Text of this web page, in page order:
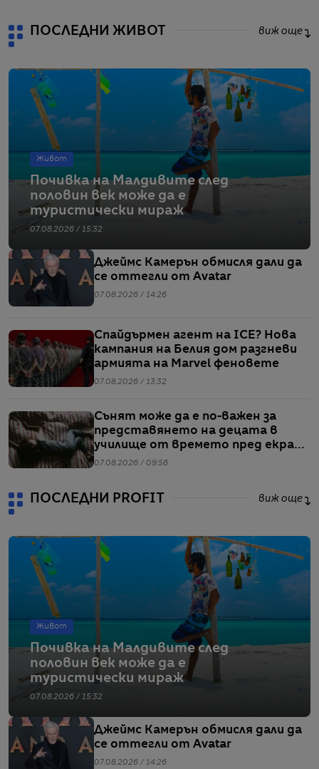
ПОСЛЕДНИ ЖИВОТ виж още
Живот
Почивка на Малдивите след
половин век може да е
туристически мираж
07.08.2026 / 15:32
Джеймс Камерън обмисля дали да
се оттегли от Avatar
07.08.2026 / 14:26
Спайдърмен агент на ICE? Нова
кампания на Белия дом разгневи
армията на Marvel феновете
07.08.2026 / 13:32
Сънят може да е по-важен за
представянето на децата в
училище от времето пред екран
или храненето, сочи проучване
07.08.2026 / 09:56
ПОСЛЕДНИ PROFIT виж още
Живот
Почивка на Малдивите след
половин век може да е
туристически мираж
07.08.2026 / 15:32
Джеймс Камерън обмисля дали да
се оттегли от Avatar
07.08.2026 / 14:26